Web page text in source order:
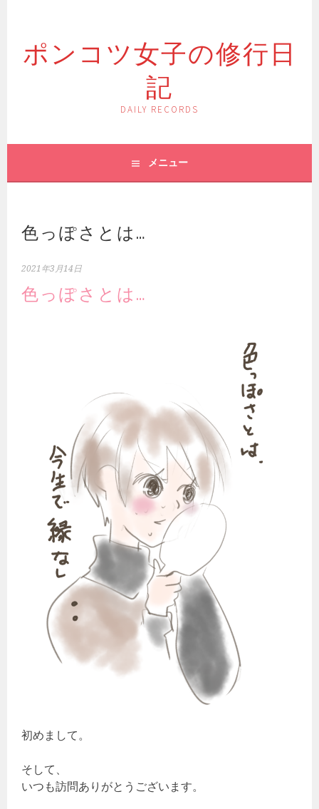
ッ
ポンコツ女子の修行日
記
DAILY RECORDS
メニュー
色っぽさとは…
2021年3月14日
色っぽさとは…
初めまして。
そして、
いつも訪問ありがとうございます。